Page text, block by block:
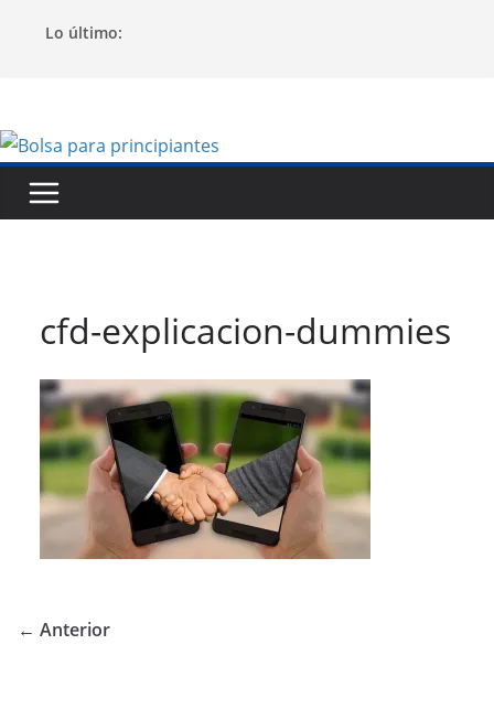
Lo último:
cfd-explicacion-dummies
← Anterior